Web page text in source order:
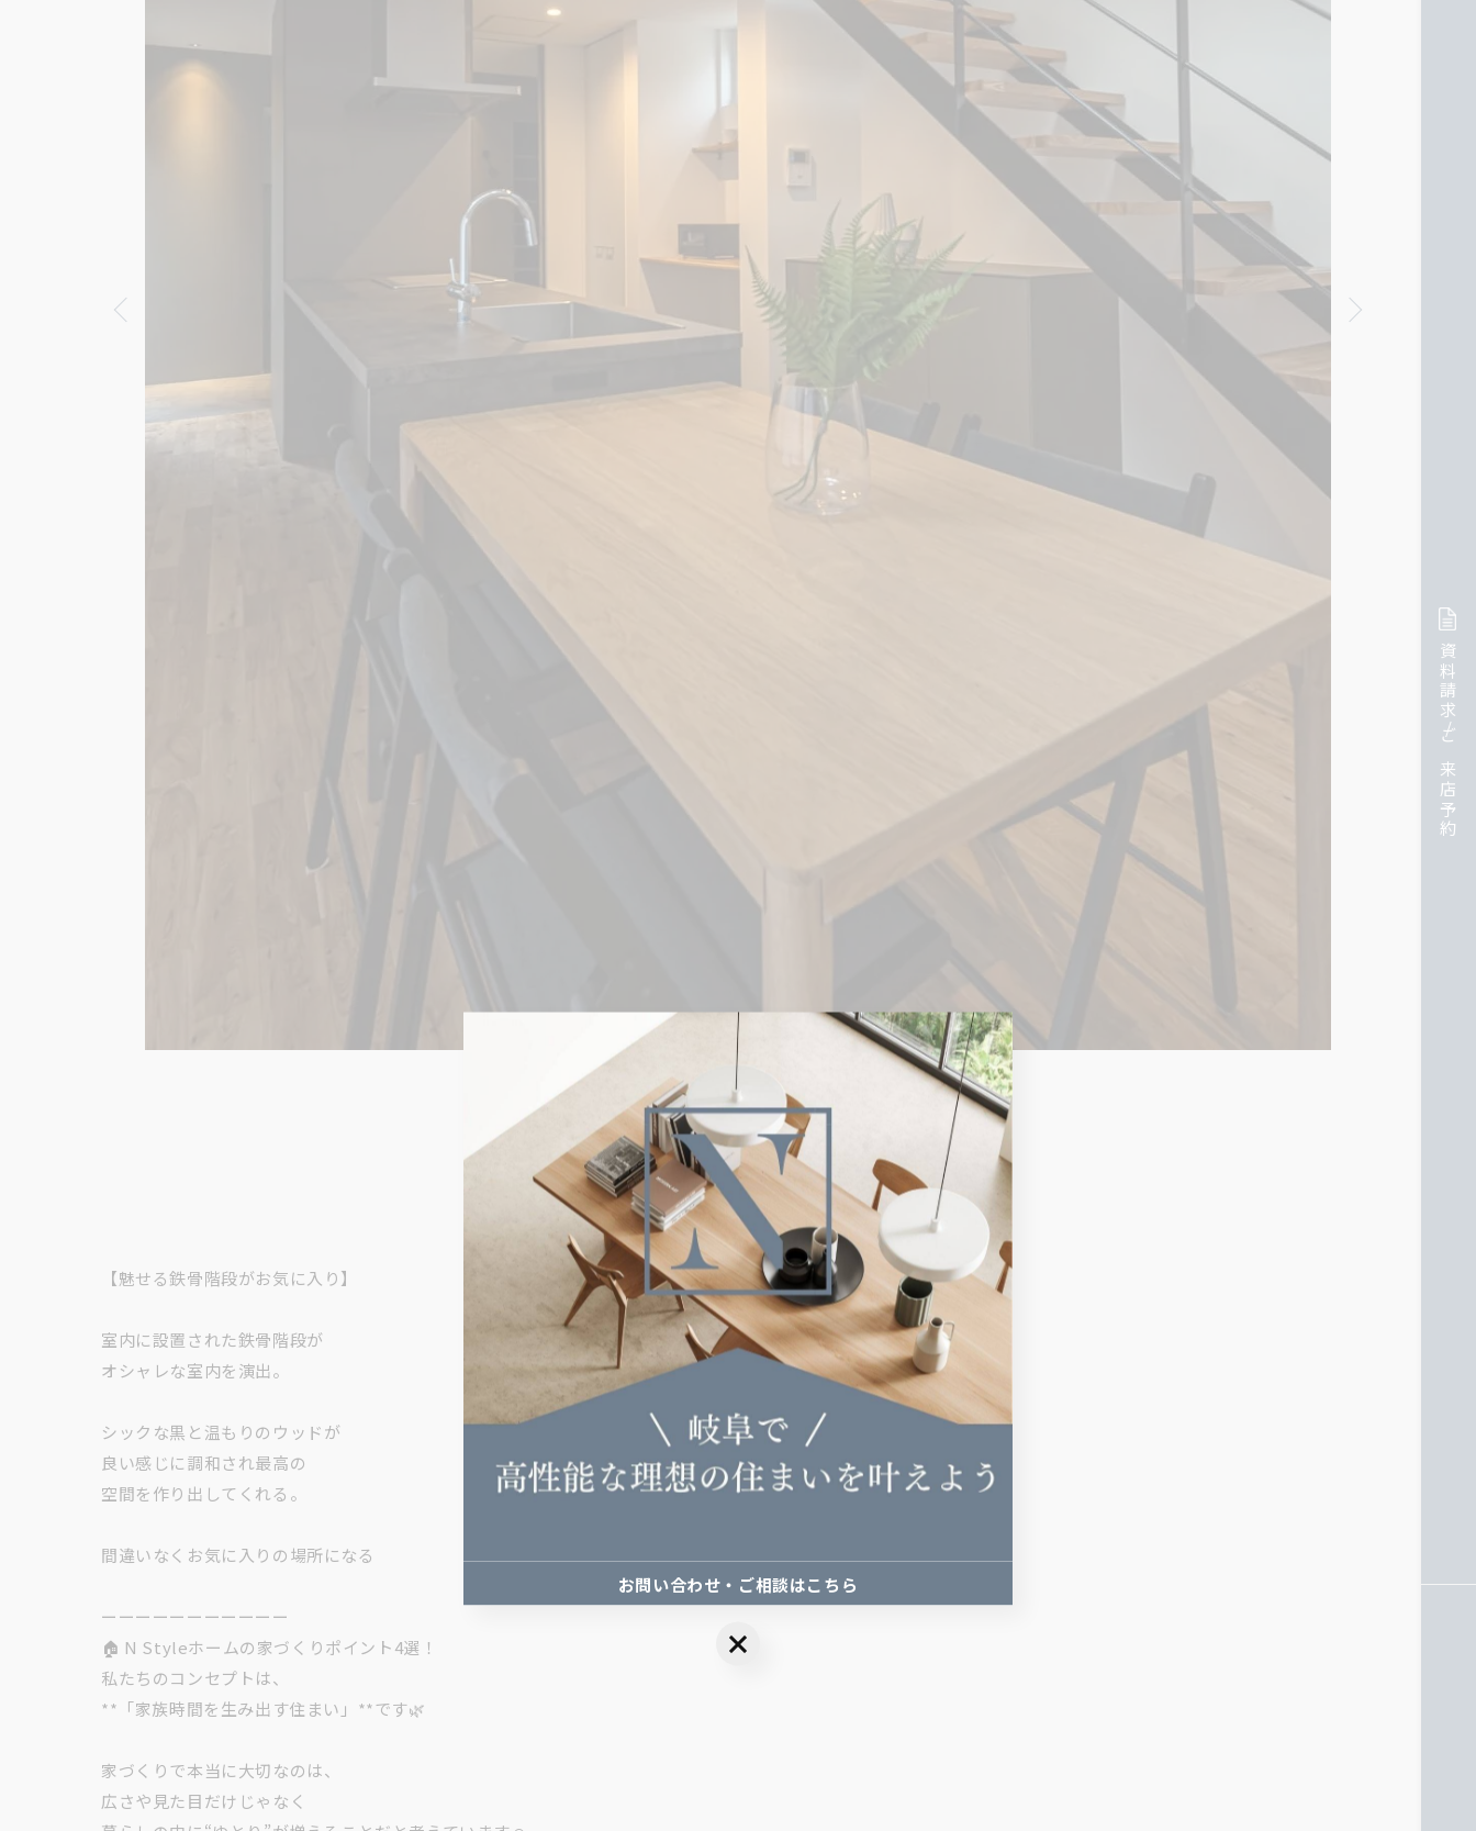
資料請求/ご来店予約
【魅せる鉄骨階段がお気に入り】
室内に設置された鉄骨階段が
オシャレな室内を演出。
シックな黒と温もりのウッドが
良い感じに調和され最高の
空間を作り出してくれる。
間違いなくお気に入りの場所になる
ーーーーーーーーーーー
🏠 N Styleホームの家づくりポイント4選！
私たちのコンセプトは、
**「家族時間を生み出す住まい」**です🌿
家づくりで本当に大切なのは、
広さや見た目だけじゃなく
お問い合わせ・ご相談はこちら
お問い合わせ・ご相談はこちら